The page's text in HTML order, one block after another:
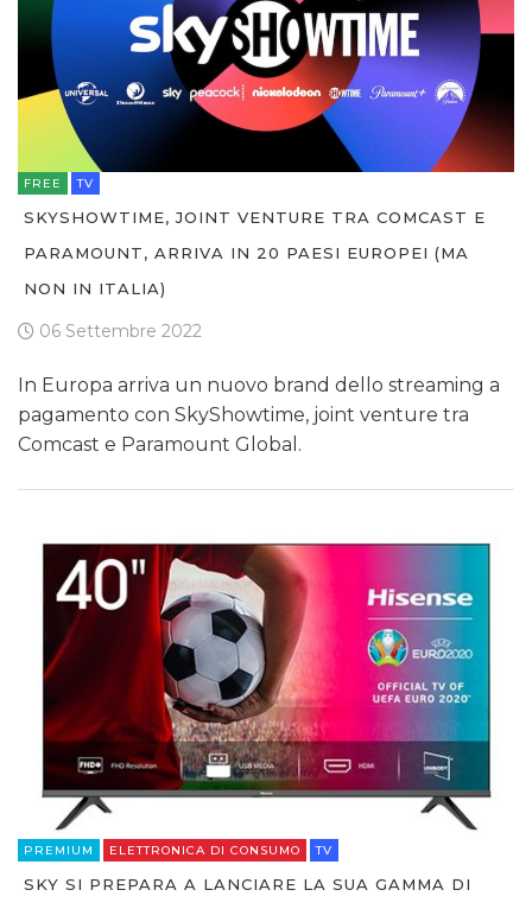
FREE TV
SKYSHOWTIME, JOINT VENTURE TRA COMCAST E
PARAMOUNT, ARRIVA IN 20 PAESI EUROPEI (MA
NON IN ITALIA)
06 Settembre 2022
In Europa arriva un nuovo brand dello streaming a
pagamento con SkyShowtime, joint venture tra
Comcast e Paramount Global.
PREMIUM ELETTRONICA DI CONSUMO TV
SKY SI PREPARA A LANCIARE LA SUA GAMMA DI